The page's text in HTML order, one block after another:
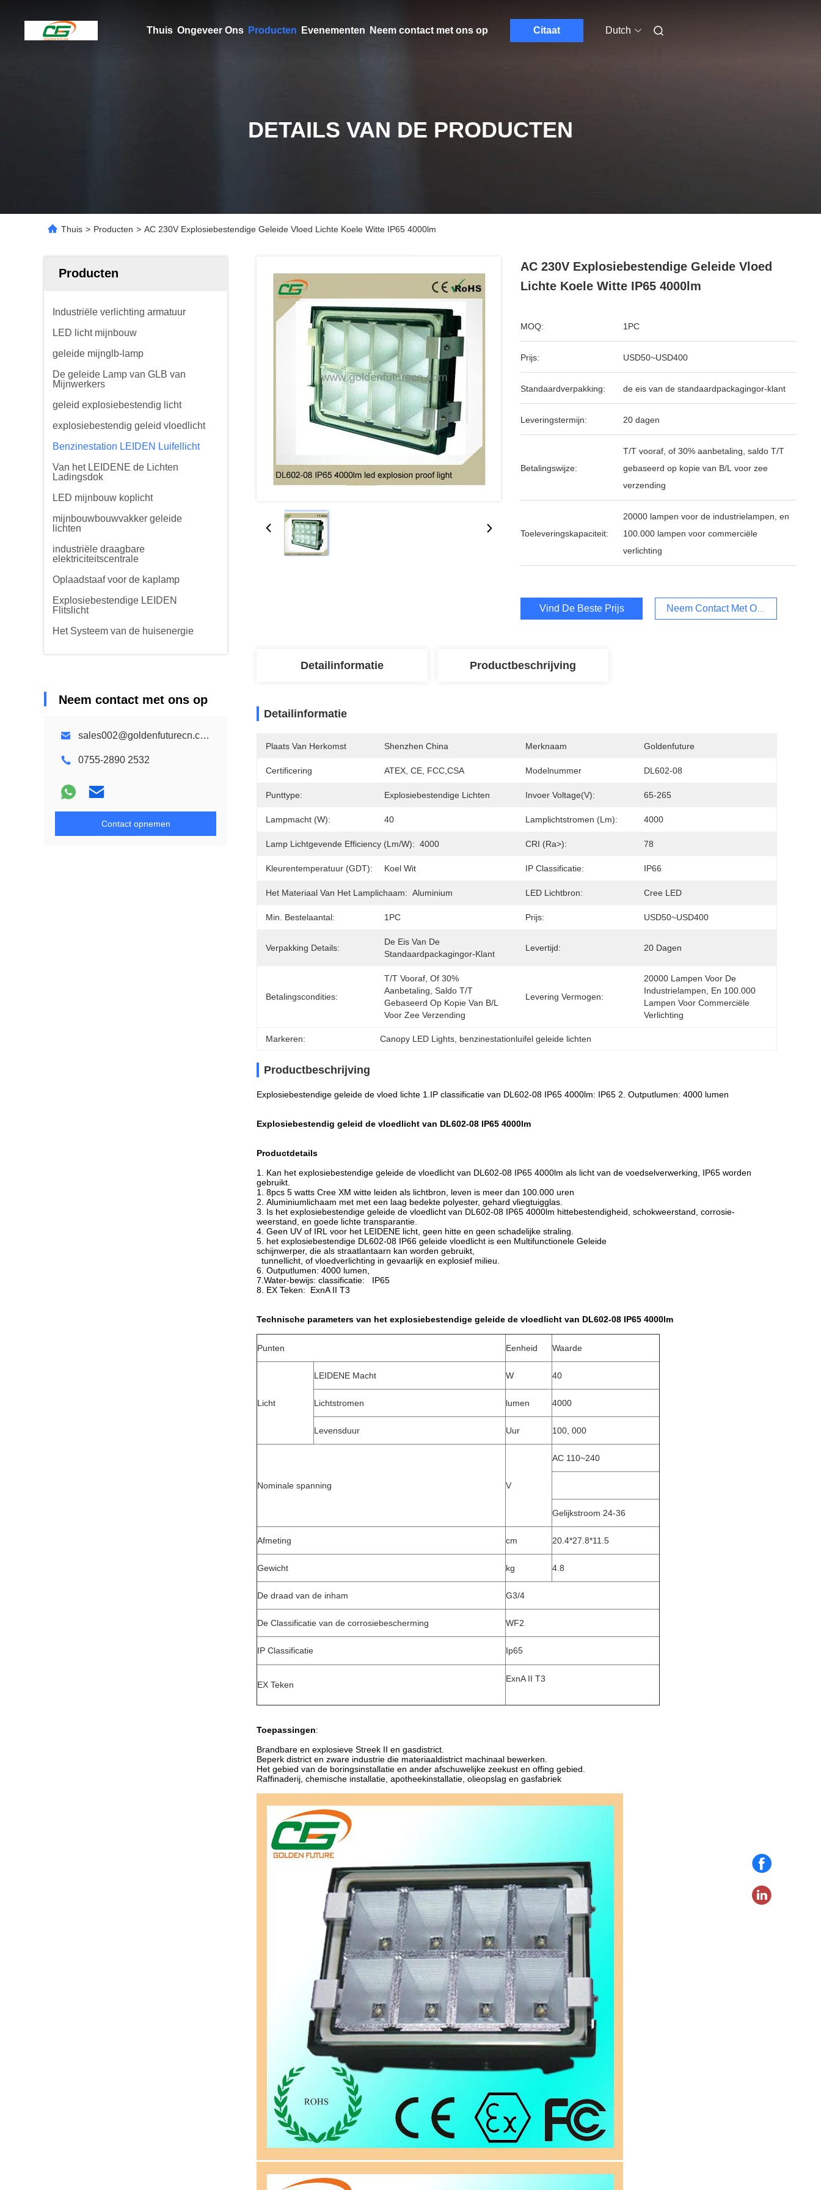
Thuis Ongeveer Ons Producten Evenementen Neem contact met ons op Citaat Dutch
DETAILS VAN DE PRODUCTEN
Thuis > Producten > AC 230V Explosiebestendige Geleide Vloed Lichte Koele Witte IP65 4000lm
Producten
Industriële verlichting armatuur
LED licht mijnbouw
geleide mijnglb-lamp
De geleide Lamp van GLB van
Mijnwerkers
geleid explosiebestendig licht
explosiebestendig geleid vloedlicht
Benzinestation LEIDEN Luifellicht
Van het LEIDENE de Lichten
Ladingsdok
LED mijnbouw koplicht
mijnbouwbouwvakker geleide
lichten
industriële draagbare
elektriciteitscentrale
Oplaadstaaf voor de kaplamp
Explosiebestendige LEIDEN
Flitslicht
Het Systeem van de huisenergie
Neem contact met ons op
sales002@goldenfuturecn.com
0755-2890 2532
Contact opnemen
AC 230V Explosiebestendige Geleide Vloed
Lichte Koele Witte IP65 4000lm
MOQ: 1PC
Prijs: USD50~USD400
Standaardverpakking: de eis van de standaardpackagingor-klant
Leveringstermijn: 20 dagen
Betalingswijze:
T/T vooraf, of 30% aanbetaling, saldo T/T
gebaseerd op kopie van B/L voor zee
verzending
Toeleveringskapaciteit:
20000 lampen voor de industrielampen, en
100.000 lampen voor commerciële
verlichting
Vind De Beste Prijs Neem Contact Met Ons Op
Detailinformatie Productbeschrijving
Detailinformatie
Plaats Van Herkomst Shenzhen China Merknaam Goldenfuture
Certificering ATEX, CE, FCC,CSA Modelnummer DL602-08
Punttype: Explosiebestendige Lichten Invoer Voltage(V): 65-265
Lampmacht (W): 40 Lamplichtstromen (lm): 4000
Lamp Lichtgevende Efficiency (lm/w): 4000 CRI (Ra>): 78
Kleurentemperatuur (GDT): Koel Wit IP Classificatie: IP66
Het Materiaal Van Het Lamplichaam: Aluminium LED Lichtbron: Cree LED
Min. Bestelaantal: 1PC Prijs: USD50~USD400
Verpakking Details:
De Eis Van De
Standaardpackagingor-Klant
Levertijd: 20 Dagen
Betalingscondities:
T/T Vooraf, Of 30%
Aanbetaling, Saldo T/T
Gebaseerd Op Kopie Van B/L
Voor Zee Verzending
Levering Vermogen:
20000 Lampen Voor De
Industrielampen, En 100.000
Lampen Voor Commerciële
Verlichting
Markeren: Canopy LED Lights benzinestationluifel geleide lichten
Productbeschrijving
Explosiebestendige geleide de vloed lichte 1.IP classificatie van DL602-08 IP65 4000lm: IP65 2. Outputlumen: 4000 lumen
Explosiebestendig geleid de vloedlicht van DL602-08 IP65 4000lm
Productdetails
1. Kan het explosiebestendige geleide de vloedlicht van DL602-08 IP65 4000lm als licht van de voedselverwerking, IP65 worden
gebruikt.
1. 8pcs 5 watts Cree XM witte leiden als lichtbron, leven is meer dan 100.000 uren
2. Aluminiumlichaam met met een laag bedekte polyester, gehard vliegtuigglas.
3. Is het explosiebestendige geleide de vloedlicht van DL602-08 IP65 4000lm hittebestendigheid, schokweerstand, corrosie-
weerstand, en goede lichte transparantie.
4. Geen UV of IRL voor het LEIDENE licht, geen hitte en geen schadelijke straling.
5. het explosiebestendige DL602-08 IP66 geleide vloedlicht is een Multifunctionele Geleide
schijnwerper, die als straatlantaarn kan worden gebruikt,
tunnellicht, of vloedverlichting in gevaarlijk en explosief milieu.
6. Outputlumen: 4000 lumen,
7.Water-bewijs: classificatie: IP65
8. EX Teken: ExnA II T3
Technische parameters van het explosiebestendige geleide de vloedlicht van DL602-08 IP65 4000lm
Punten Eenheid Waarde
Licht
LEIDENE Macht W 40
Lichtstromen lumen 4000
Levensduur Uur 100, 000
Nominale spanning V
AC 110~240
Gelijkstroom 24-36
Afmeting cm 20.4*27.8*11.5
Gewicht kg 4.8
De draad van de inham G3/4
De Classificatie van de corrosiebescherming WF2
IP Classificatie Ip65
EX Teken
ExnA II T3
Toepassingen:
Brandbare en explosieve Streek II en gasdistrict.
Beperk district en zware industrie die materiaaldistrict machinaal bewerken.
Het gebied van de boringsinstallatie en ander afschuwelijke zeekust en offing gebied.
Raffinaderij, chemische installatie, apotheekinstallatie, olieopslag en gasfabriek